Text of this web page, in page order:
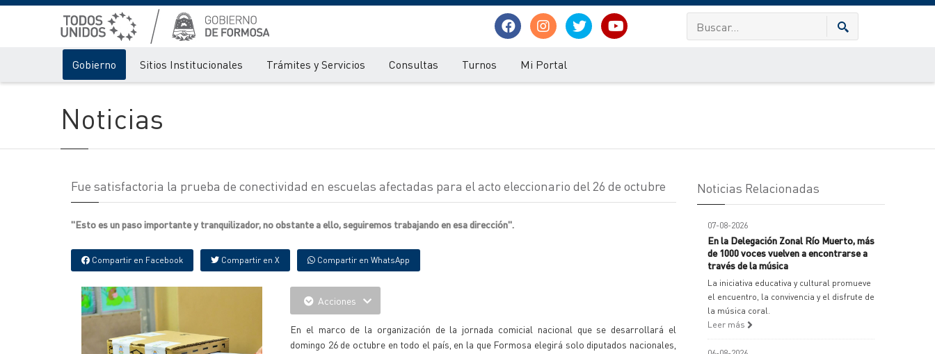
Gobierno Sitios Institucionales Trámites y Servicios Consultas Turnos Mi Portal
Noticias
Fue satisfactoria la prueba de conectividad en escuelas afectadas para el acto eleccionario del 26 de octubre
"Esto es un paso importante y tranquilizador, no obstante a ello, seguiremos trabajando en esa dirección".
Compartir en Facebook Compartir en X Compartir en WhatsApp
Acciones
En el marco de la organización de la jornada comicial nacional que se desarrollará el
domingo 26 de octubre en todo el país, en la que Formosa elegirá solo diputados nacionales,
Noticias Relacionadas
07-08-2026
En la Delegación Zonal Río Muerto, más
de 1000 voces vuelven a encontrarse a
través de la música
La iniciativa educativa y cultural promueve
el encuentro, la convivencia y el disfrute de
la música coral.
Leer más